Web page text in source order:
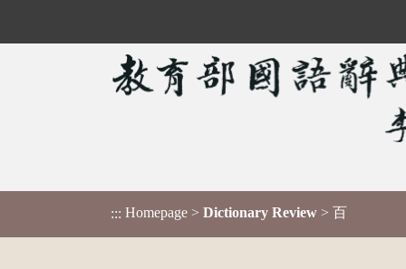
::: Homepage > Dictionary Review > 百